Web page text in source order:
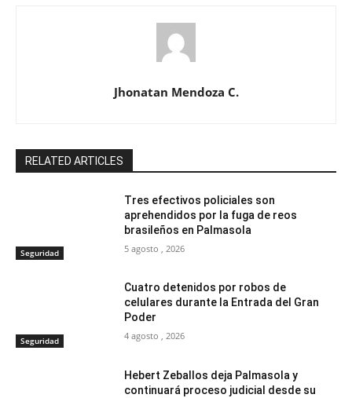
Jhonatan Mendoza C.
RELATED ARTICLES
Seguridad
Tres efectivos policiales son
aprehendidos por la fuga de reos
brasileños en Palmasola
5 agosto , 2026
Seguridad
Cuatro detenidos por robos de
celulares durante la Entrada del Gran
Poder
4 agosto , 2026
Hebert Zeballos deja Palmasola y
continuará proceso judicial desde su